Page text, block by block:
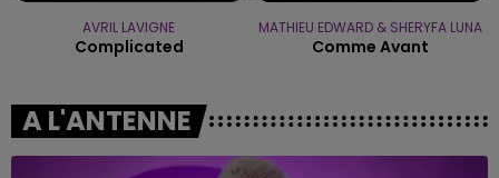
AVRIL LAVIGNE
Complicated
MATHIEU EDWARD & SHERYFA LUNA
Comme Avant
A L'ANTENNE